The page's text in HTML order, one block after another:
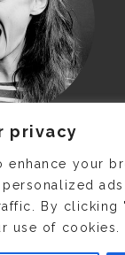
privacy
enhance your
By clicking
use of cookies.
MAIS
COLLIN QUI A
PHOTO !